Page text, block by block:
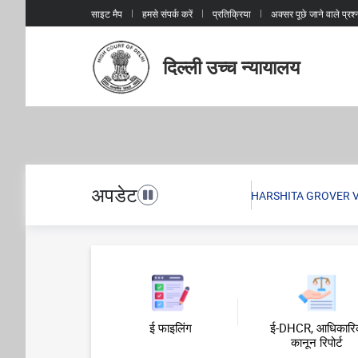
साइट मैप हमसे संपर्क करें प्रतिक्रिया अक्सर पूछे जाने वाले
दिल्ली उच्च न्यायालय
अपडेट Toggle navigation
in Writ Petition (Civil) No. 751/2026 titled “HARSHITA GROVER Vs.
ई फाइलिंग
ई-DHCR,
कानून रिपोर्ट